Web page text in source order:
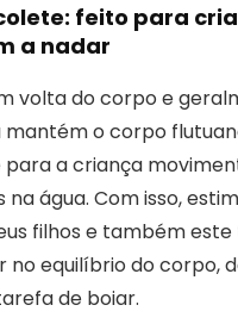
feito para
a nadar
volta do corpo e
mantém o corpo
a criança
água. Com isso,
filhos e também
no equilíbrio do corpo,
de boiar.